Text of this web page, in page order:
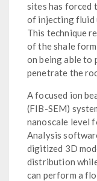
sites has forced
of injecting fluid
This technique
of the shale
on being able
penetrate the
A focused ion
(FIB-SEM)
nanoscale level
Analysis
digitized 3D
distribution
can perform a